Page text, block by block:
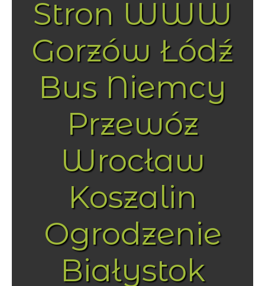
Stron WWW
Gorzów Łódź
Bus Niemcy
Przewóz
Wrocław
Koszalin
Ogrodzenie
Białystok